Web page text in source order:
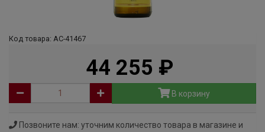
Код товара: АС-41467
44 255
В корзину
Позвоните нам: уточним количество товара в магазине и